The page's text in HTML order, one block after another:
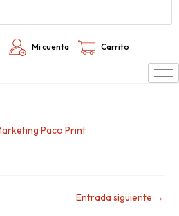
Mi cuenta Carrito
Paco Print
Entrada siguiente →